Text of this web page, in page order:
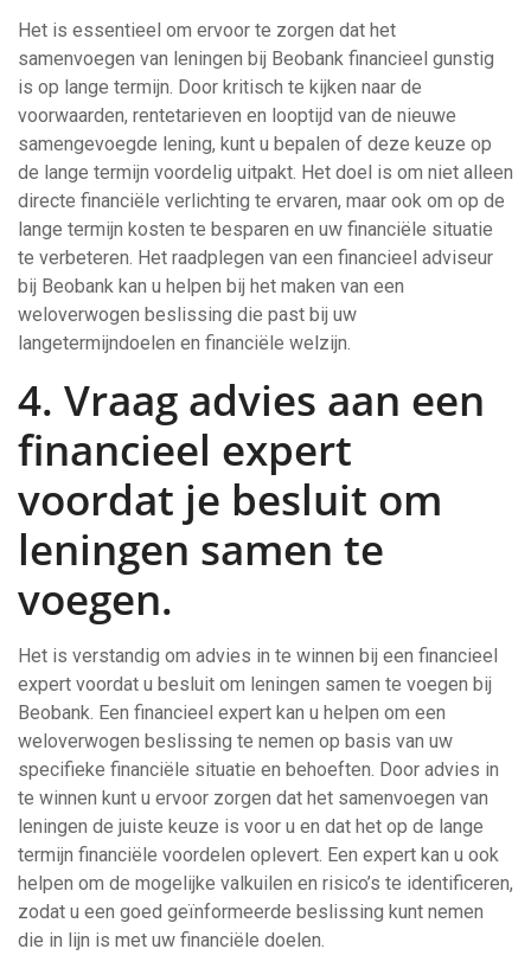
Het is essentieel om ervoor te zorgen dat het
samenvoegen van leningen bij Beobank financieel gunstig
is op lange termijn. Door kritisch te kijken naar de
voorwaarden, rentetarieven en looptijd van de nieuwe
samengevoegde lening, kunt u bepalen of deze keuze op
de lange termijn voordelig uitpakt. Het doel is om niet alleen
directe financiële verlichting te ervaren, maar ook om op de
lange termijn kosten te besparen en uw financiële situatie
te verbeteren. Het raadplegen van een financieel adviseur
bij Beobank kan u helpen bij het maken van een
weloverwogen beslissing die past bij uw
langetermijndoelen en financiële welzijn.
4. Vraag advies aan een
financieel expert
voordat je besluit om
leningen samen te
voegen.
Het is verstandig om advies in te winnen bij een financieel
expert voordat u besluit om leningen samen te voegen bij
Beobank. Een financieel expert kan u helpen om een
weloverwogen beslissing te nemen op basis van uw
specifieke financiële situatie en behoeften. Door advies in
te winnen kunt u ervoor zorgen dat het samenvoegen van
leningen de juiste keuze is voor u en dat het op de lange
termijn financiële voordelen oplevert. Een expert kan u ook
helpen om de mogelijke valkuilen en risico’s te identificeren,
zodat u een goed geïnformeerde beslissing kunt nemen
die in lijn is met uw financiële doelen.